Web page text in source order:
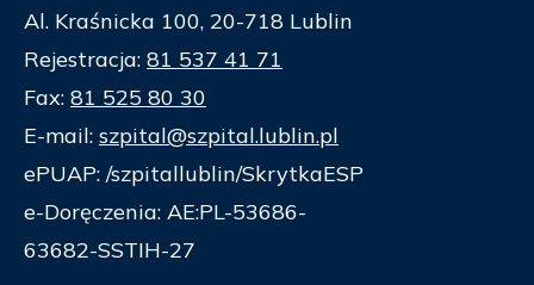
Al. Kraśnicka 100, 20-718 Lublin
Rejestracja: 81 537 41 71
Fax: 81 525 80 30
E-mail: szpital@szpital.lublin.pl
ePUAP: /szpitallublin/SkrytkaESP
e-Doręczenia: AE:PL-53686-
63682-SSTIH-27